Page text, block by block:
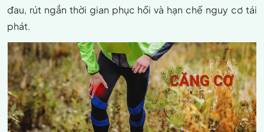
đau, rút ngắn thời gian phục hồi và hạn chế nguy cơ tái
phát.